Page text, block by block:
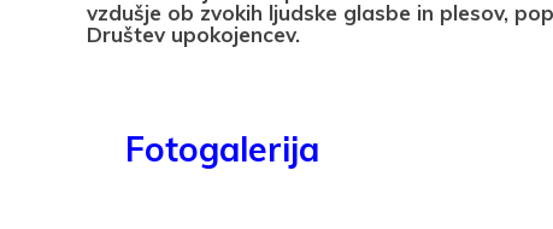
vzdušje ob zvokih ljudske glasbe in plesov,
Društev upokojencev.
Fotogalerija